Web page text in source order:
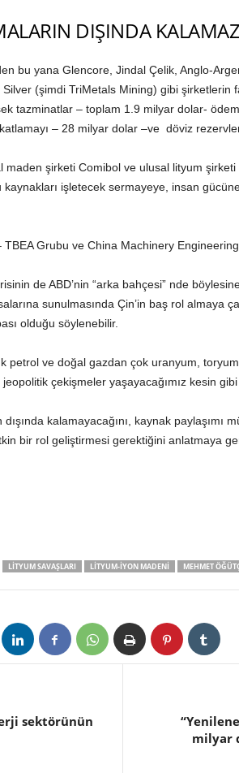
DIŞINDA KALAMAZ
bu yana Glencore, Jindal Çelik, Anglo-
(şimdi TriMetals Mining) gibi şirketlerin
tazminatlar – toplam 1.9 milyar dolar-
– 28 milyar dolar –ve döviz
maden şirketi Comibol ve ulusal lityum
kaynakları işletecek sermayeye, insan
TBEA Grubu ve China Machinery
de ABD’nin “arka bahçesi” nde
sunulmasında Çin’in baş rol almaya
olduğu söylenebilir.
petrol ve doğal gazdan çok uranyum,
çekişmeler yaşayacağımız kesin
dışında kalamayacağını, kaynak paylaşımı
bir rol geliştirmesi gerektiğini anlatmaya
LITYUM SAVAŞLARI LITYUM-IYON MADENI MEHMET
sektörünün
milyar